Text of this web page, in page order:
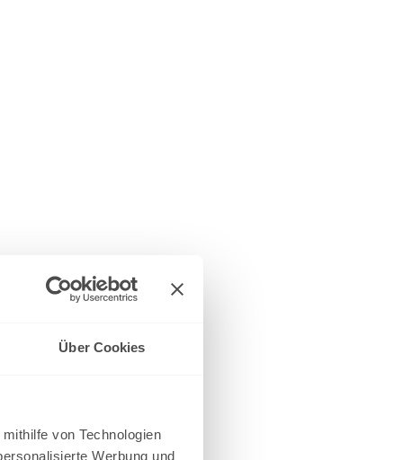
Über Cookies
von Technologien
Werbung und